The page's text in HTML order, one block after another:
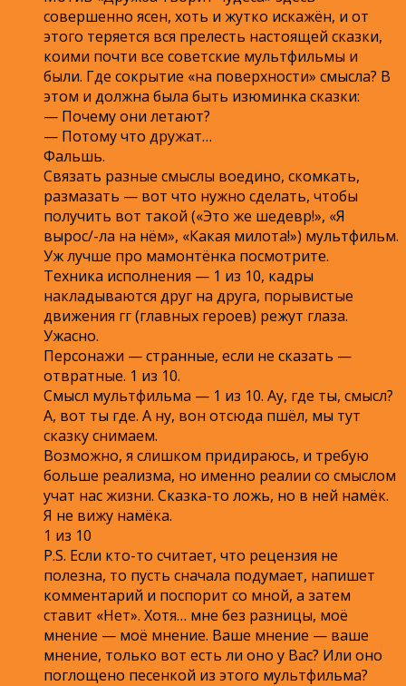
совершенно ясен, хоть и жутко искажён, и от
этого теряется вся прелесть настоящей сказки,
коими почти все советские мультфильмы и
были. Где сокрытие «на поверхности» смысла? В
этом и должна была быть изюминка сказки:
— Почему они летают?
— Потому что дружат…
Фальшь.
Связать разные смыслы воедино, скомкать,
размазать — вот что нужно сделать, чтобы
получить вот такой («Это же шедевр!», «Я
вырос/-ла на нём», «Какая милота!») мультфильм.
Уж лучше про мамонтёнка посмотрите.
Техника исполнения — 1 из 10, кадры
накладываются друг на друга, порывистые
движения гг (главных героев) режут глаза.
Ужасно.
Персонажи — странные, если не сказать —
отвратные. 1 из 10.
Смысл мультфильма — 1 из 10. Ау, где ты, смысл?
А, вот ты где. А ну, вон отсюда пшёл, мы тут
сказку снимаем.
Возможно, я слишком придираюсь, и требую
больше реализма, но именно реалии со смыслом
учат нас жизни. Сказка-то ложь, но в ней намёк.
Я не вижу намёка.
1 из 10
P.S. Если кто-то считает, что рецензия не
полезна, то пусть сначала подумает, напишет
комментарий и поспорит со мной, а затем
ставит «Нет». Хотя… мне без разницы, моё
мнение — моё мнение. Ваше мнение — ваше
мнение, только вот есть ли оно у Вас? Или оно
поглощено песенкой из этого мультфильма?